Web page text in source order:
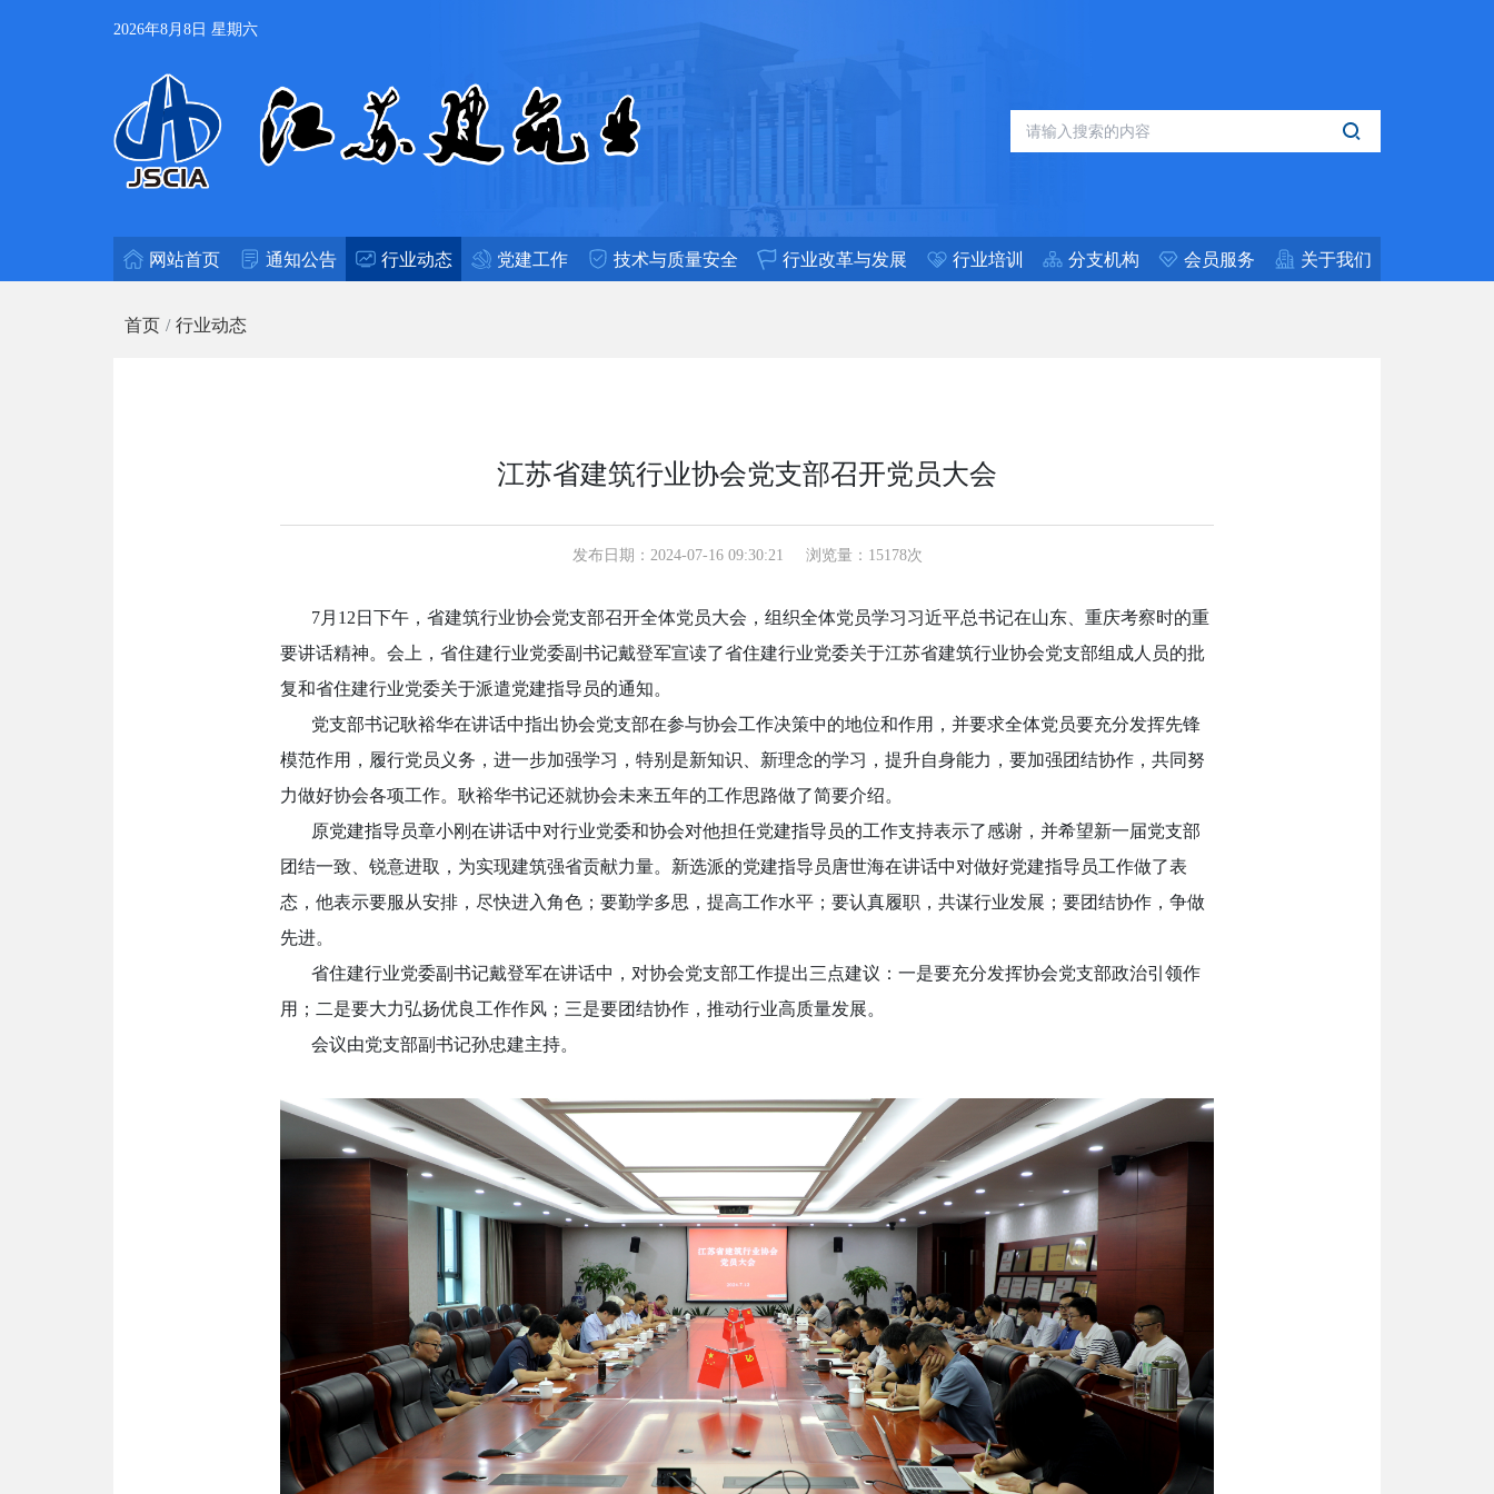
2026年8月8日 星期六
网站首页 通知公告 行业动态 党建工作 技术与质量安全 行业改革与发展 行业培训 分支机构 会员服务 关于我们
首页 行业动态
江苏省建筑行业协会党支部召开党员大会
发布日期：2024-07-16 09:30:21 浏览量：15178次
7月 12 日下午，省建筑行业协会党支部召开全体党员大会，组织全体党员学习习近平总书记在山东、重庆考察时的重
要讲话精神。会上，省住建行业党委副书记戴登军宣读了省住建行业党委关于江苏省建筑行业协会党支部组成人员的批
复和省住建行业党委关于派遣党建指导员的通知。
党支部书记耿裕华在讲话中指出协会党支部在参与协会工作决策中的地位和作用，并要求全体党员要充分发挥先锋
模范作用，履行党员义务，进一步加强学习，特别是新知识、新理念的学习，提升自身能力，要加强团结协作，共同努
力做好协会各项工作。耿裕华书记还就协会未来五年的工作思路做了简要介绍。
原党建指导员章小刚在讲话中对行业党委和协会对他担任党建指导员的工作支持表示了感谢，并希望新一届党支部
团结一致、锐意进取，为实现建筑强省贡献力量。新选派的党建指导员唐世海在讲话中对做好党建指导员工作做了表
态，他表示要服从安排，尽快进入角色；要勤学多思，提高工作水平；要认真履职，共谋行业发展；要团结协作，争做
先进。
省住建行业党委副书记戴登军在讲话中，对协会党支部工作提出三点建议：一是要充分发挥协会党支部政治引领作
用；二是要大力弘扬优良工作作风；三是要团结协作，推动行业高质量发展。
会议由党支部副书记孙忠建主持。